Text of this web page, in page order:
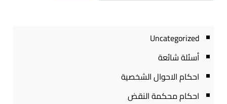
Uncategorized
أسئلة شائعة
احكام الاحوال الشخصية
احكام محكمة النقض